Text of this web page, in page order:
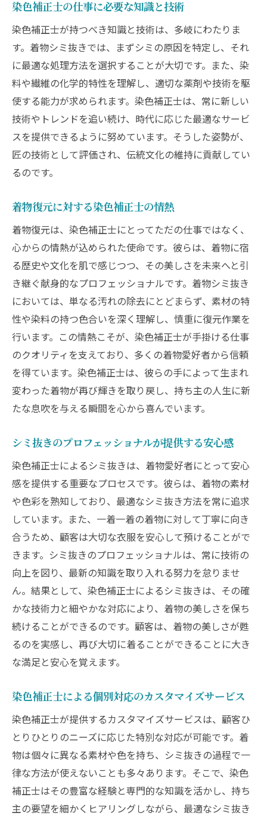
染色補正士の仕事に必要な知識と技術
染色補正士が持つべき知識と技術は、多岐にわたりま
す。着物シミ抜きでは、まずシミの原因を特定し、それ
に最適な処理方法を選択することが大切です。また、染
料や繊維の化学的特性を理解し、適切な薬剤や技術を駆
使する能力が求められます。染色補正士は、常に新しい
技術やトレンドを追い続け、時代に応じた最適なサービ
スを提供できるように努めています。そうした姿勢が、
匠の技術として評価され、伝統文化の維持に貢献してい
るのです。
着物復元に対する染色補正士の情熱
着物復元は、染色補正士にとってただの仕事ではなく、
心からの情熱が込められた使命です。彼らは、着物に宿
る歴史や文化を肌で感じつつ、その美しさを未来へと引
き継ぐ献身的なプロフェッショナルです。着物シミ抜き
においては、単なる汚れの除去にとどまらず、素材の特
性や染料の持つ色合いを深く理解し、慎重に復元作業を
行います。この情熱こそが、染色補正士が手掛ける仕事
のクオリティを支えており、多くの着物愛好者から信頼
を得ています。染色補正士は、彼らの手によって生まれ
変わった着物が再び輝きを取り戻し、持ち主の人生に新
たな息吹を与える瞬間を心から喜んでいます。
シミ抜きのプロフェッショナルが提供する安心感
染色補正士によるシミ抜きは、着物愛好者にとって安心
感を提供する重要なプロセスです。彼らは、着物の素材
や色彩を熟知しており、最適なシミ抜き方法を常に追求
しています。また、一着一着の着物に対して丁寧に向き
合うため、顧客は大切な衣服を安心して預けることがで
きます。シミ抜きのプロフェッショナルは、常に技術の
向上を図り、最新の知識を取り入れる努力を怠りませ
ん。結果として、染色補正士によるシミ抜きは、その確
かな技術力と細やかな対応により、着物の美しさを保ち
続けることができるのです。顧客は、着物の美しさが甦
るのを実感し、再び大切に着ることができることに大き
な満足と安心を覚えます。
染色補正士による個別対応のカスタマイズサービス
染色補正士が提供するカスタマイズサービスは、顧客ひ
とりひとりのニーズに応じた特別な対応が可能です。着
物は個々に異なる素材や色を持ち、シミ抜きの過程で一
律な方法が使えないことも多々あります。そこで、染色
補正士はその豊富な経験と専門的な知識を活かし、持ち
主の要望を細かくヒアリングしながら、最適なシミ抜き